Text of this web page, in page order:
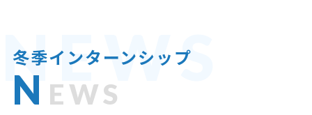
NEWS
冬季インターンシップ
N EWS